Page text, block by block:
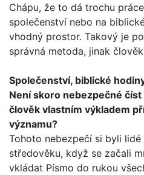
Chápu, že to dá trochu
společenství nebo na
vhodný prostor. Takový je
správná metoda, jinak
Společenství, biblické
Není sko­ro nebezpečné
člověk vlastním výkladem
významu?
Tohoto nebezpečí si byli
středověku, když se začali
vkládat Písmo do rukou